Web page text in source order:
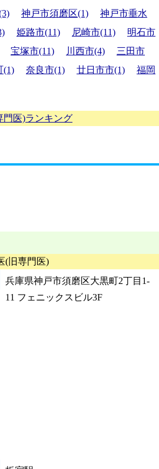
神戸市須磨区(1)
神戸市垂水
姫路市(11) 尼崎市(11)
明石市
宝塚市(11) 川西市(4)
三田市
(1) 奈良市(1) 廿日市市(1)
福岡
門医)ランキング
(旧専門医)
兵庫県神戸市須磨区大黒町2丁目1-
11 フェニックスビル3F